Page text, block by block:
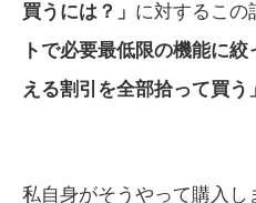
買うには？」 に対するこの
トで必要最低限の機能に
える割引を全部拾って買う」
私自身がそうやって購入し